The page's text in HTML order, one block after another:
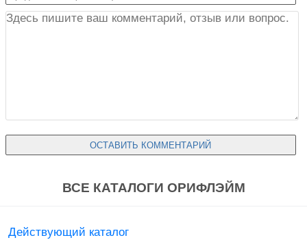
ВСЕ КАТАЛОГИ ОРИФЛЭЙМ
Действующий каталог